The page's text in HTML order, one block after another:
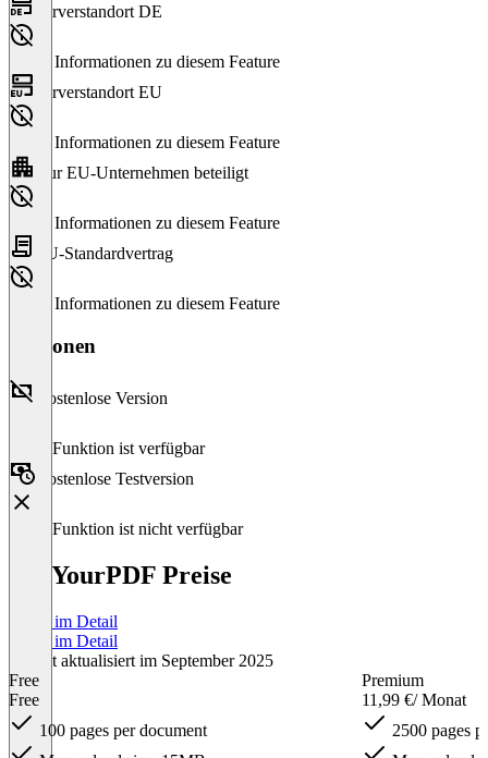
Serverstandort DE
Keine Informationen zu diesem Feature
Serverstandort EU
Keine Informationen zu diesem Feature
Nur EU-Unternehmen beteiligt
Keine Informationen zu diesem Feature
EU-Standardvertrag
Keine Informationen zu diesem Feature
Versionen
Kostenlose Version
Diese Funktion ist verfügbar
Kostenlose Testversion
Diese Funktion ist nicht verfügbar
AskYourPDF Preise
Preise im Detail
Preise im Detail
Zuletzt aktualisiert im September 2025
Free
Free
100 pages per document
Premium
11,99 €/ Monat
2500 pages